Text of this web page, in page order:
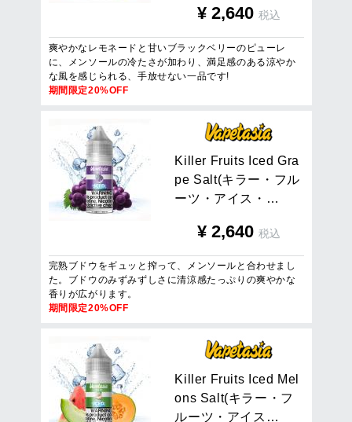
¥ 2,640 税込
爽やかなレモネードと甘いブラックベリーのピューレ
に、メンソールの冷たさが加わり、満足感のある涼やか
な風を感じられる、手放せない一品です!
期間限定20%OFF
Ki er Fruits ced Gra
pe Sa lt(キ ラー ・ フ ル
ーツ ・ アイ ス ・ …
¥ 2,640 税込
完熟ブドウをギュッと搾って、メンソールと合わせまし
た。ブドウのみずみずしさに清涼感たっぷりの爽やかな
香りが広がります。
期間限定20%OFF
Ki er Fruits ced Me
ons Sa t(キラ ー ・ フ
ルーツ ・ アイ ス …